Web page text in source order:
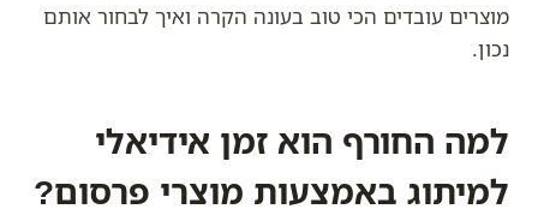
מוצרים עובדים הכי טוב בעונה הקרה ואיך לבחור אותם
נכון.
למה החורף הוא זמן אידיאלי
למיתוג באמצעות מוצרי פרסום?